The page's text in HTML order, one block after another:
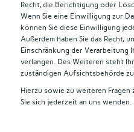
Recht, die Berichtigung oder
Wenn Sie eine Einwilligung zur
können Sie diese Einwilligung
Außerdem haben Sie das Recht,
Einschränkung der Verarbeitung
verlangen. Des Weiteren steht
zuständigen Aufsichtsbehörde
Hierzu sowie zu weiteren Fragen
Sie sich jederzeit an uns wenden.